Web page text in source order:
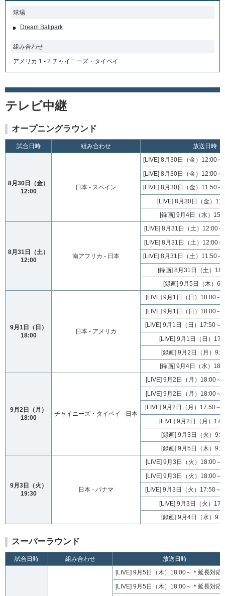
球場
Dream Ballpark
組み合わせ
アメリカ 1 - 2 チャイニーズ・タイペイ
テレビ中継
オープニングラウンド
試合日時 組み合わせ 放送日時
8月30日（金）
12:00
日本 - スペイン
[LIVE] 8月30日（金）12:00
[LIVE] 8月30日（金）12:00
[LIVE] 8月30日（金）11:50
[LIVE] 8月30日（金）
[録画] 9月4日（水）
8月31日（土）
12:00
南アフリカ - 日本
[LIVE] 8月31日（土）12:00
[LIVE] 8月31日（土）12:00
[LIVE] 8月31日（土）11:50
[録画] 8月31日（土）
[録画] 9月5日（木）
9月1日（日）
18:00
日本 - アメリカ
[LIVE] 9月1日（日）18:00～
[LIVE] 9月1日（日）18:00～
[LIVE] 9月1日（日）17:50～
[LIVE] 9月1日（日）
[録画] 9月2日（月）
[録画] 9月4日（水）
9月2日（月）
18:00
チャイニーズ・タイペイ - 日本
[LIVE] 9月2日（月）18:00～
[LIVE] 9月2日（月）18:00～
[LIVE] 9月2日（月）17:50～
[LIVE] 9月2日（月）
[録画] 9月3日（火）
[録画] 9月5日（木）
9月3日（火）
19:30
日本 - パナマ
[LIVE] 9月3日（火）18:00～
[LIVE] 9月3日（火）18:00～
[LIVE] 9月3日（火）17:50～
[LIVE] 9月3日（火）
[録画] 9月4日（水）
スーパーラウンド
試合日時 組み合わせ 放送日時
[LIVE] 9月5日（木）18:00～＊延長対応
[LIVE] 9月5日（木）18:00～＊延長対応